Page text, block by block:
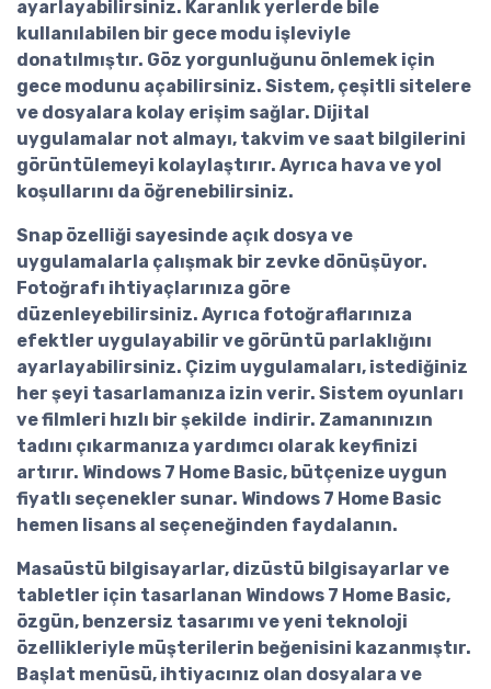
ayarlayabilirsiniz. Karanlık yerlerde bile
kullanılabilen bir gece modu işleviyle
donatılmıştır. Göz yorgunluğunu önlemek için
gece modunu açabilirsiniz. Sistem, çeşitli sitelere
ve dosyalara kolay erişim sağlar. Dijital
uygulamalar not almayı, takvim ve saat bilgilerini
görüntülemeyi kolaylaştırır. Ayrıca hava ve yol
koşullarını da öğrenebilirsiniz.
Snap özelliği sayesinde açık dosya ve
uygulamalarla çalışmak bir zevke dönüşüyor.
Fotoğrafı ihtiyaçlarınıza göre
düzenleyebilirsiniz. Ayrıca fotoğraflarınıza
efektler uygulayabilir ve görüntü parlaklığını
ayarlayabilirsiniz. Çizim uygulamaları, istediğiniz
her şeyi tasarlamanıza izin verir. Sistem oyunları
ve filmleri hızlı bir şekilde indirir. Zamanınızın
tadını çıkarmanıza yardımcı olarak keyfinizi
artırır. Windows 7 Home Basic, bütçenize uygun
fiyatlı seçenekler sunar. Windows 7 Home Basic
hemen lisans al seçeneğinden faydalanın.
Masaüstü bilgisayarlar, dizüstü bilgisayarlar ve
tabletler için tasarlanan Windows 7 Home Basic,
özgün, benzersiz tasarımı ve yeni teknoloji
özellikleriyle müşterilerin beğenisini kazanmıştır.
Başlat menüsü, ihtiyacınız olan dosyalara ve